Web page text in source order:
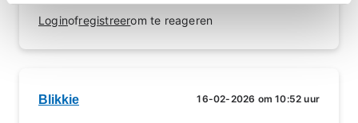
Loginofregistreerom te reageren
Blikkie 16-02-2026 om 10:52 uur